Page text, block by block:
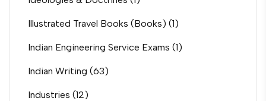
Illustrated Travel Books (Books) (1)
Indian Engineering Service Exams (1)
Indian Writing (63)
Industries (12)